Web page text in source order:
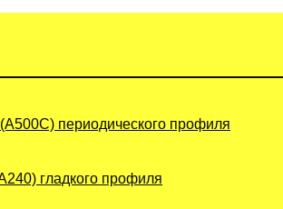
периодического профиля
гладкого профиля